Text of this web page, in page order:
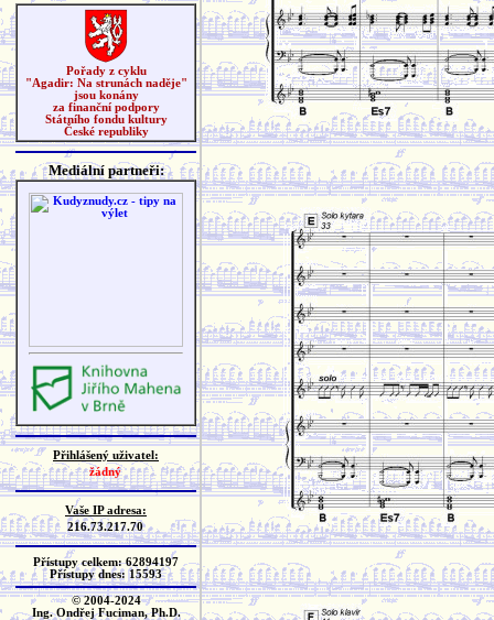
Pořady z cyklu
"Agadir: Na strunách naděje"
jsou konány
za finanční podpory
Státního fondu kultury
České republiky
Mediální partneři:
Přihlášený uživatel:
žádný
Vaše IP adresa:
216.73.217.70
Přístupy celkem: 62894197
Přístupy dnes: 15593
© 2004-2024
Ing. Ondřej Fuciman, Ph.D.